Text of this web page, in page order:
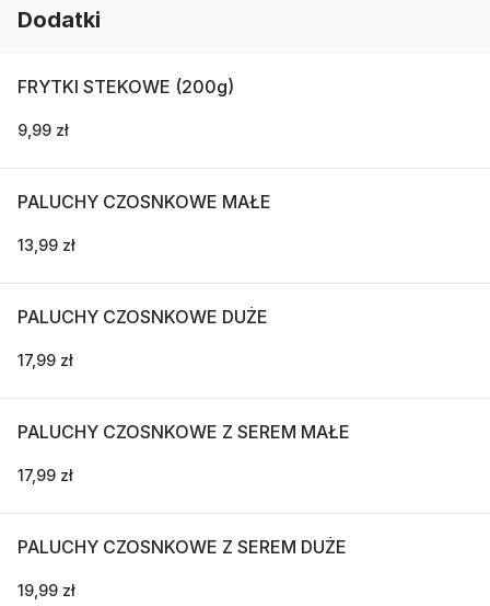
Dodatki
FRYTKI STEKOWE (200g)
9,99 zł
PALUCHY CZOSNKOWE MAŁE
13,99 zł
PALUCHY CZOSNKOWE DUŻE
17,99 zł
PALUCHY CZOSNKOWE Z SEREM MAŁE
17,99 zł
PALUCHY CZOSNKOWE Z SEREM DUŻE
19,99 zł